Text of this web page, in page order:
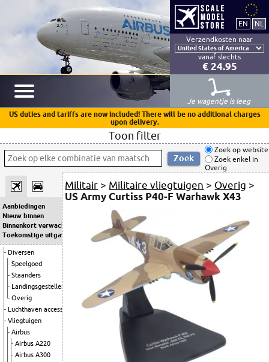
Verzendkosten naar
vanaf slechts
€ 24.95
Je wagentje is leeg
US duties and tariffs are now included! There will be no additional charges
upon delivery.
Toon filter
Zoek op website
Zoek enkel in
Overig
Aanbiedingen
Nieuw binnen
Binnenkort verwacht
Toekomstige uitgaven
Diversen
Speelgoed
Staanders
Landingsgestellen
Overig
Luchthaven accessoires
Vliegtuigen
Airbus
Airbus A220
Airbus A300
Militair > Militaire vliegtuigen > Overig >
US Army Curtiss P40-F Warhawk X43